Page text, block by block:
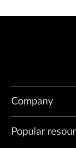
Company
Popular